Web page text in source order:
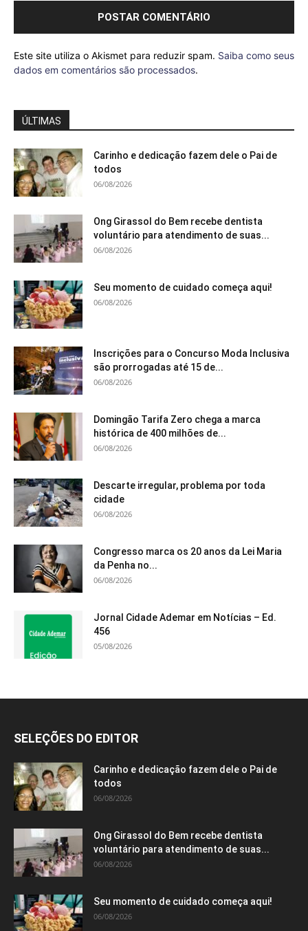
Este site utiliza o Akismet para reduzir spam. Saiba como seus
dados em comentários são processados.
ÚLTIMAS
Carinho e dedicação fazem dele o Pai de
todos
06/08/2026
Ong Girassol do Bem recebe dentista
voluntário para atendimento de suas...
06/08/2026
Seu momento de cuidado começa aqui!
06/08/2026
Inscrições para o Concurso Moda Inclusiva
são prorrogadas até 15 de...
06/08/2026
Domingão Tarifa Zero chega a marca
histórica de 400 milhões de...
06/08/2026
Descarte irregular, problema por toda
cidade
06/08/2026
Congresso marca os 20 anos da Lei Maria
da Penha no...
06/08/2026
Jornal Cidade Ademar em Notícias – Ed.
456
05/08/2026
SELEÇÕES DO EDITOR
Carinho e dedicação fazem dele o Pai de
todos
06/08/2026
Ong Girassol do Bem recebe dentista
voluntário para atendimento de suas...
06/08/2026
Seu momento de cuidado começa aqui!
06/08/2026